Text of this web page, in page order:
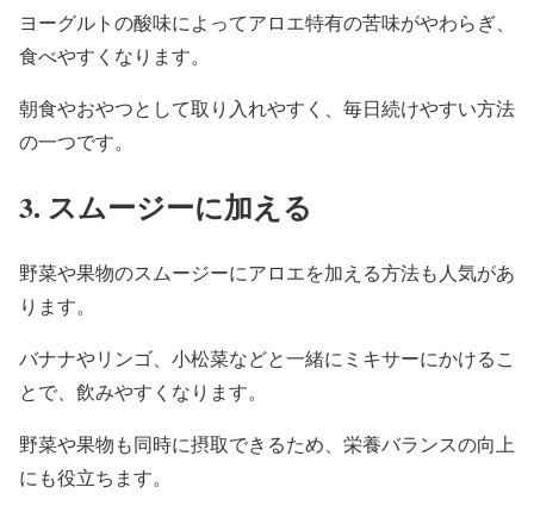
ヨーグルトの酸味によってアロエ特有の苦味がやわらぎ、
食べやすくなります。
朝食やおやつとして取り入れやすく、毎日続けやすい方法
の一つです。
3. スムージーに加える
野菜や果物のスムージーにアロエを加える方法も人気があ
ります。
バナナやリンゴ、小松菜などと一緒にミキサーにかけるこ
とで、飲みやすくなります。
野菜や果物も同時に摂取できるため、栄養バランスの向上
にも役立ちます。